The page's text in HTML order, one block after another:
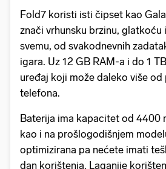
Fold7 koristi isti čipset kao
znači vrhunsku brzinu, glatkoću
svemu, od svakodnevnih
igara. Uz 12 GB RAM-a i do 1
uređaj koji može daleko više
telefona.
Baterija ima kapacitet od 4400
kao i na prošlogodišnjem
optimizirana pa nećete imati
dan korištenja. Laganije